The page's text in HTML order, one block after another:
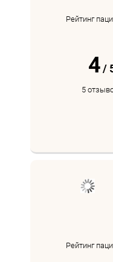
Рейтинг
4 /
5
Рейтинг